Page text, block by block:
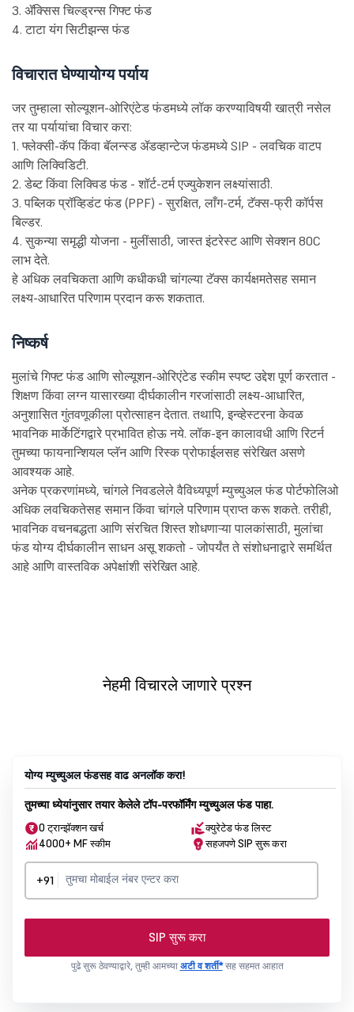
3. ॲक्सिस चिल्ड्रन्स गिफ्ट फंड
4. टाटा यंग सिटीझन्स फंड
विचारात घेण्यायोग्य पर्याय
जर तुम्हाला सोल्यूशन-ओरिएंटेड फंडमध्ये लॉक करण्याविषयी खात्री नसेल
तर या पर्यायांचा विचार करा:
1. फ्लेक्सी-कॅप किंवा बॅलन्स्ड ॲडव्हान्टेज फंडमध्ये SIP - लवचिक वाटप
आणि लिक्विडिटी.
2. डेब्ट किंवा लिक्विड फंड - शॉर्ट-टर्म एज्युकेशन लक्ष्यांसाठी.
3. पब्लिक प्रॉव्हिडंट फंड (PPF) - सुरक्षित, लाँग-टर्म, टॅक्स-फ्री कॉर्पस
बिल्डर.
4. सुकन्या समृद्धी योजना - मुलींसाठी, जास्त इंटरेस्ट आणि सेक्शन 80C
लाभ देते.
हे अधिक लवचिकता आणि कधीकधी चांगल्या टॅक्स कार्यक्षमतेसह समान
लक्ष्य-आधारित परिणाम प्रदान करू शकतात.
निष्कर्ष
मुलांचे गिफ्ट फंड आणि सोल्यूशन-ओरिएंटेड स्कीम स्पष्ट उद्देश पूर्ण करतात -
शिक्षण किंवा लग्न यासारख्या दीर्घकालीन गरजांसाठी लक्ष्य-आधारित,
अनुशासित गुंतवणूकीला प्रोत्साहन देतात. तथापि, इन्व्हेस्टरना केवळ
भावनिक मार्केटिंगद्वारे प्रभावित होऊ नये. लॉक-इन कालावधी आणि रिटर्न
तुमच्या फायनान्शियल प्लॅन आणि रिस्क प्रोफाईलसह संरेखित असणे
आवश्यक आहे.
अनेक प्रकरणांमध्ये, चांगले निवडलेले वैविध्यपूर्ण म्युच्युअल फंड पोर्टफोलिओ
अधिक लवचिकतेसह समान किंवा चांगले परिणाम प्राप्त करू शकते. तरीही,
भावनिक वचनबद्धता आणि संरचित शिस्त शोधणाऱ्या पालकांसाठी, मुलांचा
फंड योग्य दीर्घकालीन साधन असू शकतो - जोपर्यंत ते संशोधनाद्वारे समर्थित
आहे आणि वास्तविक अपेक्षांशी संरेखित आहे.
नेहमी विचारले जाणारे प्रश्न
योग्य म्युच्युअल फंडसह वाढ अनलॉक करा!
तुमच्या ध्येयांनुसार तयार केलेले टॉप-परफॉर्मिंग म्युच्युअल फंड पाहा.
0 ट्रान्झॅक्शन खर्च
क्युरेटेड फंड लिस्ट
4000+ MF स्कीम
सहजपणे SIP सुरू करा
+91
SIP सुरू करा
पुढे सुरू ठेवण्याद्वारे, तुम्ही आमच्या अटी व शर्ती*सह सहमत आहात